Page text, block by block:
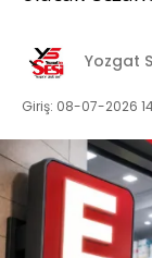
Yozgat
Giriş: 08-07-2026